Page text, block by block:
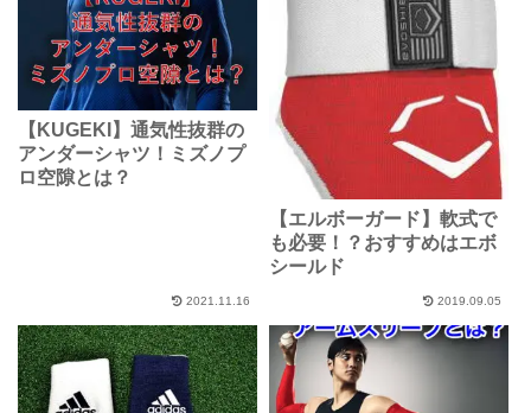
【KUGEKI】通気性抜群の
アンダーシャツ！ミズノプ
ロ空隙とは？
2021.11.16
【エルボーガード】軟式で
も必要！？おすすめはエボ
シールド
2019.09.05